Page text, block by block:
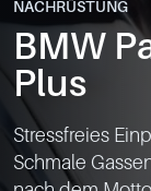
News
FAQ
Standorte
NACHRÜSTUNG
BMW
Plus
Stressfreies
Schmale